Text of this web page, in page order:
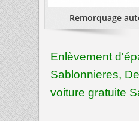
Remorquage
Enlèvement
Sablonnieres,
voiture gratuite